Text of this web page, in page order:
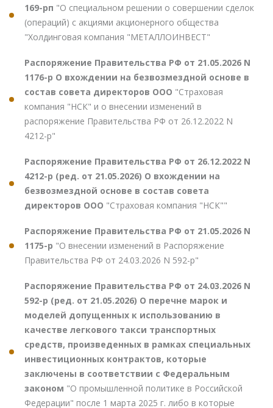
169-рп "О специальном решении о совершении сделок
(операций) с акциями акционерного общества
"Холдинговая компания "МЕТАЛЛОИНВЕСТ"
Распоряжение Правительства РФ от 21.05.2026 N
1176-р О вхождении на безвозмездной основе в
состав совета директоров ООО "Страховая
компания "НСК" и о внесении изменений в
распоряжение Правительства РФ от 26.12.2022 N
4212-р"
Распоряжение Правительства РФ от 26.12.2022 N
4212-р (ред. от 21.05.2026) О вхождении на
безвозмездной основе в состав совета
директоров ООО "Страховая компания "НСК""
Распоряжение Правительства РФ от 21.05.2026 N
1175-р "О внесении изменений в Распоряжение
Правительства РФ от 24.03.2026 N 592-р"
Распоряжение Правительства РФ от 24.03.2026 N
592-р (ред. от 21.05.2026) О перечне марок и
моделей допущенных к использованию в
качестве легкового такси транспортных
средств, произведенных в рамках специальных
инвестиционных контрактов, которые
заключены в соответствии с Федеральным
законом "О промышленной политике в Российской
Федерации" после 1 марта 2025 г. либо в которые